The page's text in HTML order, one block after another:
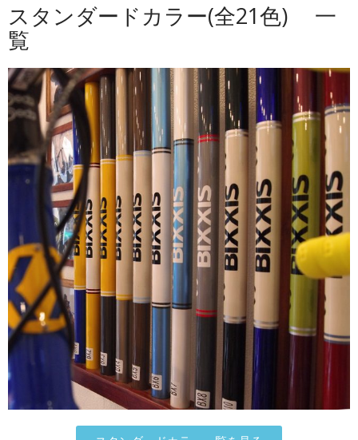
スタンダードカラー(全21色) 一
覧